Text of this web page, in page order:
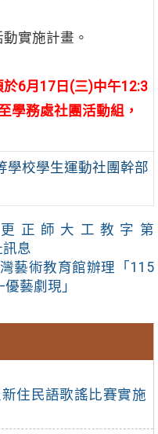
住民語歌謠比賽實施
實施計畫。
6月17日(三)中午12:3
學務處社團活動組，
學校學生運動社團幹部
正師大工教字第
息
藝術教育館辦理「115
藝劇現」